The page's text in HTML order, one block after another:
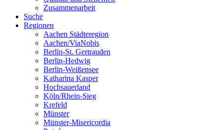
Zusammenarbeit
Suche
Regionen
Aachen Städteregion
Aachen/ViaNobis
Berlin-St. Gertrauden
Berlin-Hedwig
Berlin-Weißensee
Katharina Kasper
Hochsauerland
Köln/Rhein-Sieg
Krefeld
Münster
Münster-Misericordia